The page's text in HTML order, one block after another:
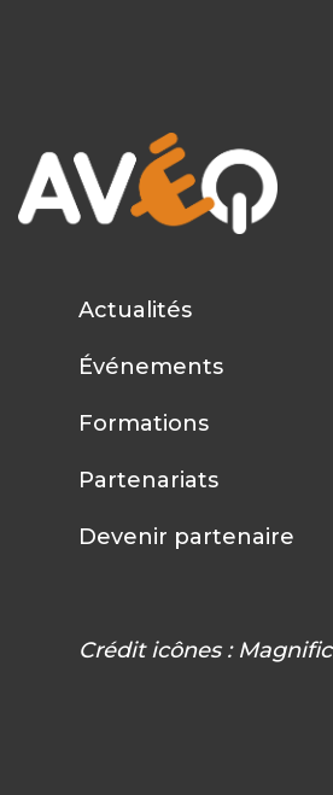
Actualités
Événements
Formations
Partenariats
Devenir partenaire
Crédit icônes : Magnific